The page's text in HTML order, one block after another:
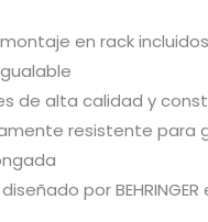
en rack
de alta calidad y
resistente para
por